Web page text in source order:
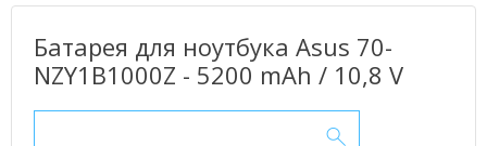
Батарея для ноутбука Asus 70-
NZY1B1000Z - 5200 mAh / 10,8 V